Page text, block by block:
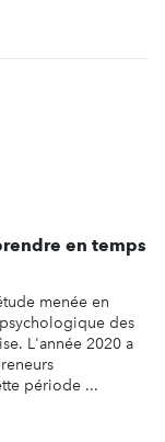
en temps
menée en
des
L'année 2020 a
période ...